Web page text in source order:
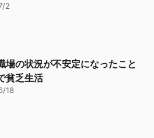
2
場の状況が不安定になったこと
貧乏生活
18